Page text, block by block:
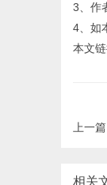
3、作
4、如
本文链
上一
相关